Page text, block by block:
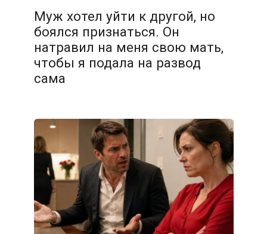
Муж хотел уйти к другой, но
боялся признаться. Он
натравил на меня свою мать,
чтобы я подала на развод
сама